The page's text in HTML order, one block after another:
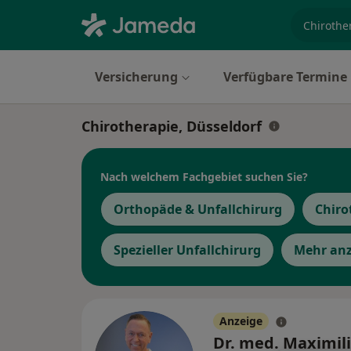
Versicherung Verfügbare Termine
Chirotherapie, Düsseldorf
Nach welchem Fachgebiet suchen Sie?
Orthopäde & Unfallchirurg
Spezieller Unfallchirurg Mehr
Anzeige
Dr. med.